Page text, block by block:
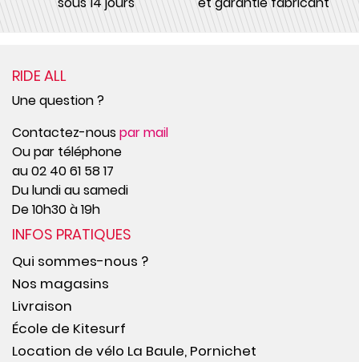
RIDE ALL
Une question ?
Contactez-nouspar mail
Ou par téléphone
au 02 40 61 58 17
Du lundi au samedi
De 10h30 à 19h
INFOS PRATIQUES
Qui sommes-nous ?
Nos magasins
Livraison
École de Kitesurf
Location de vélo La Baule, Pornichet